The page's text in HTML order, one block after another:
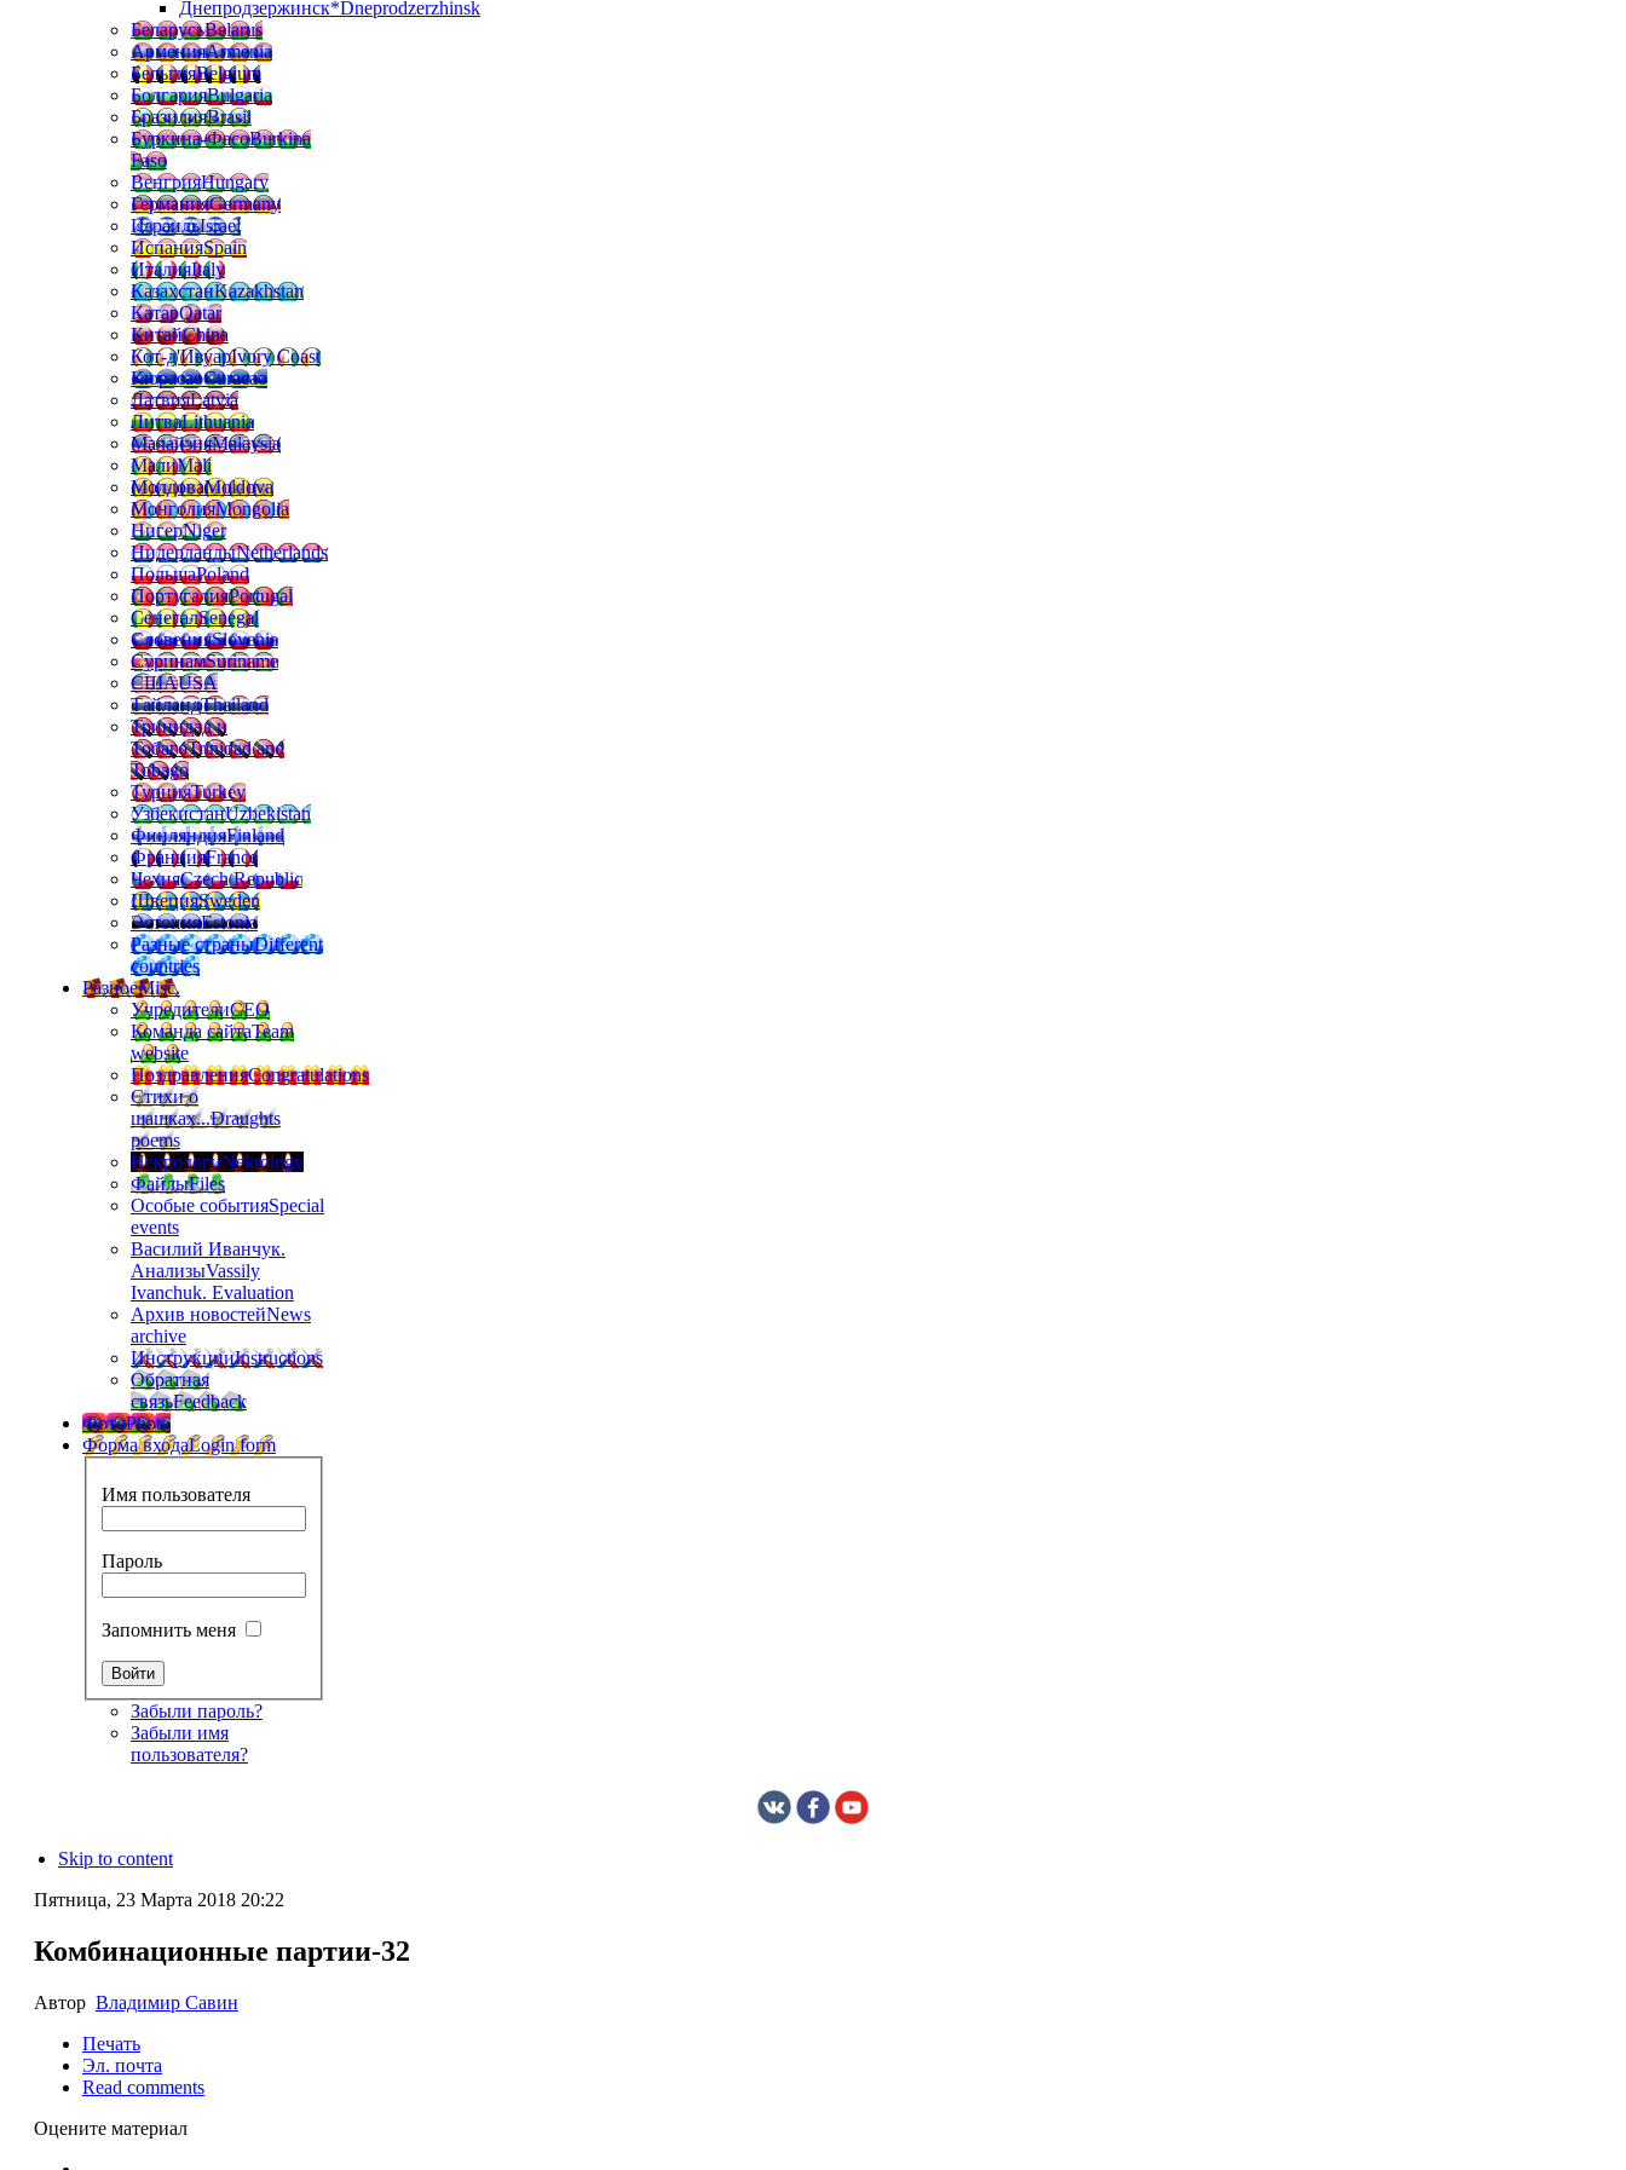
Днепродзержинск*Dneprodzerzhinsk
БеларусьBelarus
АрменияArmenia
БельгияBelgium
БолгарияBulgaria
БразилияBrasil
Буркина-ФасоBurkina
Faso
ВенгрияHungary
ГерманияGermany
ИзраильIsrael
ИспанияSpain
ИталияItaly
КазахстанKazakhstan
КатарQatar
КитайChina
Кот-д'ИвуарIvory Coast
КюрасаоCuracao
ЛатвияLatvia
ЛитваLithuania
МалайзияMalaysia
МалиMali
МолдоваMoldova
МонголияMongolia
НигерNiger
НидерландыNetherlands
ПольшаPoland
ПортугалияPortugal
СенегалSenegal
СловенияSlovenia
СуринамSuriname
СШАUSA
ТайландThailand
Тринидад и
ТобагоTrinidad and
Tobago
ТурцияTurkey
УзбекистанUzbekistan
ФинляндияFinland
ФранцияFrance
ЧехияCzech Republic
ШвецияSweden
ЭстонияEstonia
Разные страныDifferent
countries
РазноеMisc.
УчредителиCEO
Команда сайтаTeam
website
ПоздравленияCongratulations
Стихи о
шашках...Draughts
poems
НекрологиNekrology
ФайлыFiles
Особые событияSpecial
events
Василий Иванчук.
АнализыVassily
Ivanchuk. Evaluation
Архив новостейNews
archive
ИнструкцииInstructions
Обратная
связьFeedback
ФотоPhoto
Форма входаLogin form
Имя пользователя
Пароль
Запомнить меня
Забыли пароль?
Забыли имя
пользователя?
Skip to content
Пятница, 23 Марта 2018 20:22
Комбинационные партии-32
Автор Владимир Савин
Печать
Эл. почта
Read comments
Оцените материал